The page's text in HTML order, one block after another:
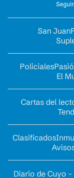
San Juan
Policiales
El
Cartas del
Clasificados
Diario de Cuyo